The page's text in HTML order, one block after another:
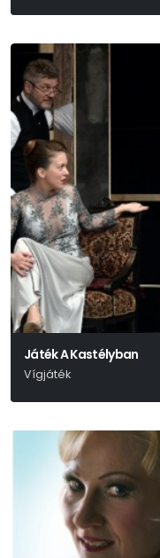
Játék A Kastélyban
Vígjáték